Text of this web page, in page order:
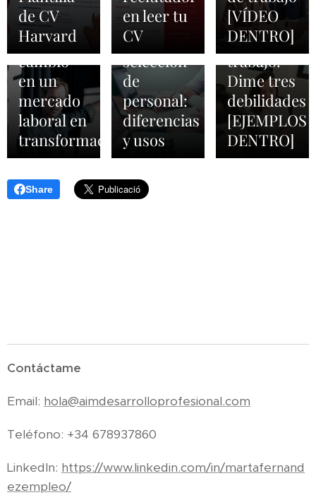
de CV
Harvard
en leer tu
CV
[VÍDEO
DENTRO]
agentes
de
cambio
en un
mercado
laboral en
transformación
procesos
de
selección
de
personal:
diferencias
y usos
entrevista
de
trabajo.
Dime tres
debilidades
[EJEMPLOS
DENTRO]
Share
Contáctame
Email: hola@aimdesarrolloprofesional.com
Teléfono: +34 678937860
LinkedIn: https://www.linkedin.com/in/martafernand
ezempleo/